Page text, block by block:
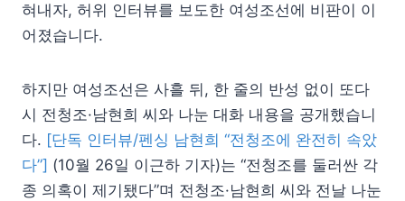
혀내자, 허위 인터뷰를 보도한 여성조선에 비판이 이
어졌습니다.
하지만 여성조선은 사흘 뒤, 한 줄의 반성 없이 또다
시 전청조·남현희 씨와 나눈 대화 내용을 공개했습니
다. [단독 인터뷰/펜싱 남현희 “전청조에 완전히 속았
다”] (10월 26일 이근하 기자)는 “전청조를 둘러싼 각
종 의혹이 제기됐다”며 전청조·남현희 씨와 전날 나눈